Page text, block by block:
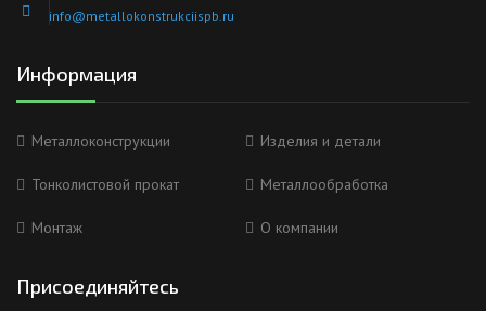
info@metallokonstrukciispb.ru
Информация
Металлоконструкции Изделия и детали
Тонколистовой прокат Металлообработка
Монтаж О компании
Присоединяйтесь